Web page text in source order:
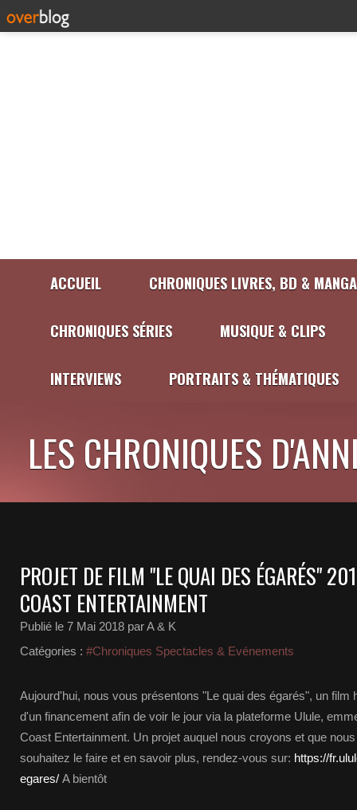
ACCUEIL CHRONIQUES LIVRES, BD &
CHRONIQUES SÉRIES MUSIQUE & CLIPS
INTERVIEWS PORTRAITS & THÉMATIQUES
LES CHRONIQUES
PROJET DE FILM "LE QUAI DES ÉGARÉS"
COAST ENTERTAINMENT
Publié le 7 Mai 2018 par A & K
Catégories : #Chroniques Spectacles & Evénements
Aujourd'hui, nous vous présentons "Le quai des égarés", un film
d'un financement afin de voir le jour via la plateforme Ulule,
Coast Entertainment. Un projet auquel nous croyons et que
souhaitez le faire et en savoir plus, rendez-vous sur: https://
egares/ A bientôt